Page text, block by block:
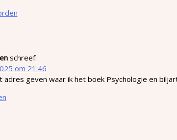
schreef:
om 21:46
adres geven waar ik het boek Psychologie en